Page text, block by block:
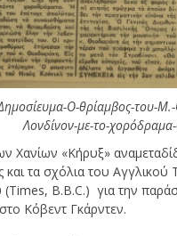
Ο-θρίαμβος-του-
Λονδίνον-με-το-χορόδραμα-
Χανίων «Κήρυξ»
και τα σχόλια του Αγγλικού
B.B.C.) για την
Κόβεντ Γκάρντεν.